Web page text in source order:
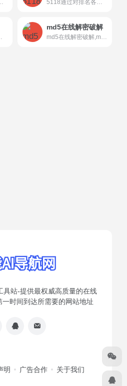
破解MD5查询,检查MD5 ,SHA1 5118通过对排名各类大数据挖掘,提供关键词挖掘,行业词库,站群权重监控,关键词排名监控,指数词,流量词挖掘工具等排名工作人员必备百度站长工具平台
解决方案
md5在线解密破解
md5在线解密破解,md5解密加密
具站-提供最权威高质量的在线
一时间到达所需要的网站地址
明 广告合作 关于我们